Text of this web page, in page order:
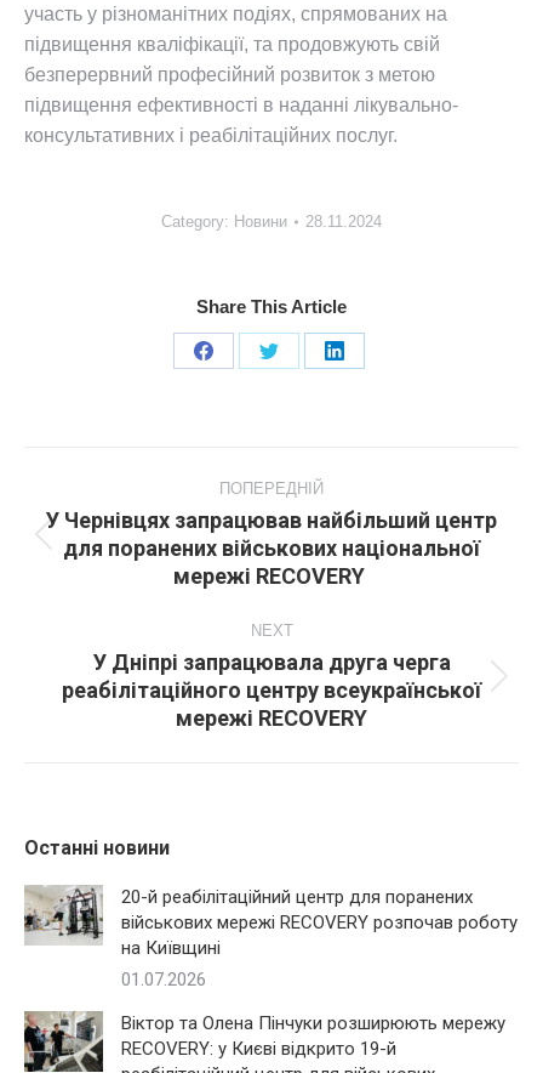
участь у різноманітних подіях, спрямованих на
підвищення кваліфікації, та продовжують свій
безперервний професійний розвиток з метою
підвищення ефективності в наданні лікувально-
консультативних і реабілітаційних послуг.
Category: Новини 28.11.2024
Share This Article
Share
Share
Share
ПОПЕРЕДНІЙ
Попередній
пост:
У Чернівцях запрацював найбільший центр
для поранених військових національної
мережі RECOVERY
NEXT
Next
post:
У Дніпрі запрацювала друга черга
реабілітаційного центру всеукраїнської
мережі RECOVERY
Останні новини
20-й реабілітаційний центр для поранених
військових мережі RECOVERY розпочав роботу
на Київщині
01.07.2026
Віктор та Олена Пінчуки розширюють мережу
RECOVERY: у Києві відкрито 19-й